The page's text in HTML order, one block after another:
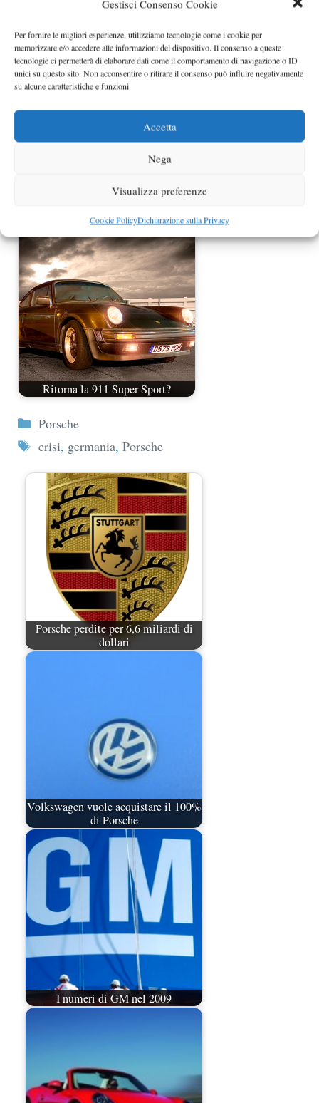
Gestisci Consenso Cookie
Per fornire le migliori esperienze, utilizziamo tecnologie come i cookie per
memorizzare e/o accedere alle informazioni del dispositivo. Il consenso a queste
tecnologie ci permetterà di elaborare dati come il comportamento di navigazione o ID
unici su questo sito. Non acconsentire o ritirare il consenso può influire negativamente
su alcune caratteristiche e funzioni.
Accetta
Nega
Visualizza preferenze
Cookie PolicyDichiarazione sulla Privacy
I numeri di GM nel 2009
Ritorna la 911 Super Sport?
Categorie
Porsche
Tag
crisi, germania, Porsche
Porsche perdite per 6,6 miliardi di
dollari
Volkswagen vuole acquistare il 100%
di Porsche
I numeri di GM nel 2009